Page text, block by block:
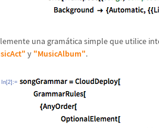
una gramática simple que utilice int
y "MusicAlbum".
In[2]:=